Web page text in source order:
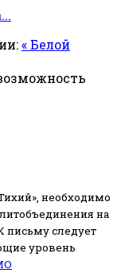
« Белой
необходимо
на
письму следует
уровень